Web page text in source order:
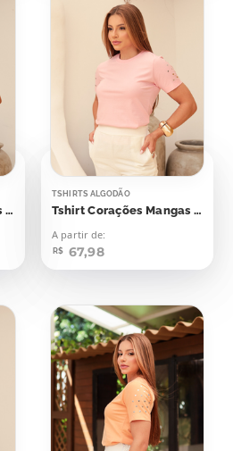
Tshirt Corações Mangas Aplicação
TSHIRTS ALGODÃO
Tshirt Corações Mangas Aplicação
A partir de:
R$ 67,98